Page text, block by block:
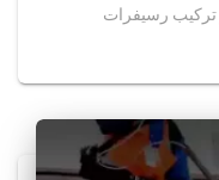
تركيب رسيفرات